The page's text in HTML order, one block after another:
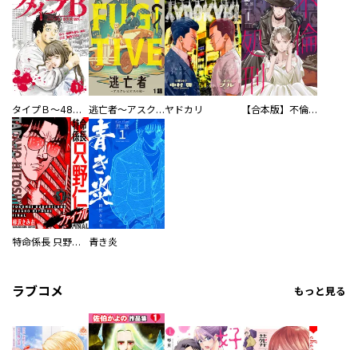
タイプＢ～48時間後、致死率100％～【単話】 逃亡者～アスクレピオスの杖～ヤドカリ 【合本版】不倫処刑
特命係長 只野仁ファイナル 愛蔵版 青き炎
ラブコメ もっと見る